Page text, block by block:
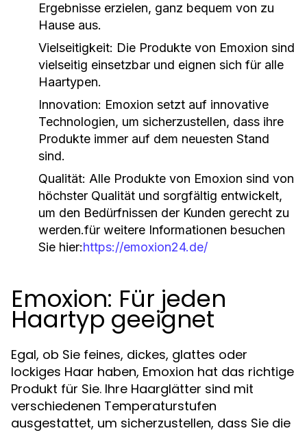
Ergebnisse erzielen, ganz bequem von zu
Hause aus.
Vielseitigkeit: Die Produkte von Emoxion sind
vielseitig einsetzbar und eignen sich für alle
Haartypen.
Innovation: Emoxion setzt auf innovative
Technologien, um sicherzustellen, dass ihre
Produkte immer auf dem neuesten Stand
sind.
Qualität: Alle Produkte von Emoxion sind von
höchster Qualität und sorgfältig entwickelt,
um den Bedürfnissen der Kunden gerecht zu
werden.für weitere Informationen besuchen
Sie hier:https://emoxion24.de/
Emoxion: Für jeden
Haartyp geeignet
Egal, ob Sie feines, dickes, glattes oder
lockiges Haar haben, Emoxion hat das richtige
Produkt für Sie. Ihre Haarglätter sind mit
verschiedenen Temperaturstufen
ausgestattet, um sicherzustellen, dass Sie die